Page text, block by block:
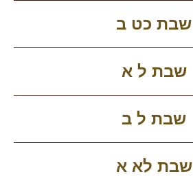
שבת כט ב
שבת ל א
שבת ל ב
שבת לא א